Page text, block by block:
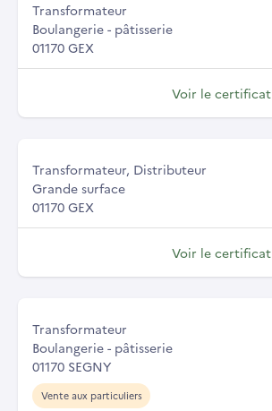
Transformateur
Boulangerie - pâtisserie
01170 GEX
Voir le certificat
Transformateur, Distributeur
Grande surface
01170 GEX
Voir le certificat
Transformateur
Boulangerie - pâtisserie
01170 SEGNY
Vente aux particuliers